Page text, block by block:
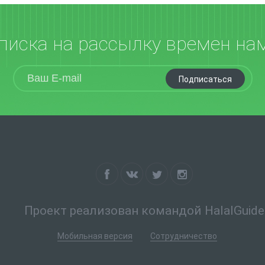
на рассылку времен
Подписаться
Проект реализован командой HalalGuide
Мобильная версия Сотрудничество